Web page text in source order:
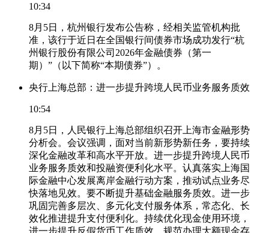
10:34
8月5日，杭州银行发布公告称，经相关监管机构批
准，该行于近日在全国银行间债券市场成功发行“杭
州银行股份有限公司2026年金融债券（第一
期）”（以下简称“本期债券”）。
央行上海总部：进一步提升跨境人民币业务服务质效
10:54
8月5日，人民银行上海总部组织召开上海市金融形势
分析会。会议强调，面对当前新形势新任务，要持续
深化金融改革和高水平开放。进一步提升跨境人民币
业务服务质效和投融资便利化水平。认真落实上海国
际金融中心发展离岸金融行动方案，推动试点业务尽
快落地见效。要不断提升基础金融服务质效。进一步
巩固完善多层次、多元化支付服务体系，常态化、长
效化推进提升支付便利化。持续优化现金使用环境，
进一步提升反假货币工作质效，规范办理大额现金存